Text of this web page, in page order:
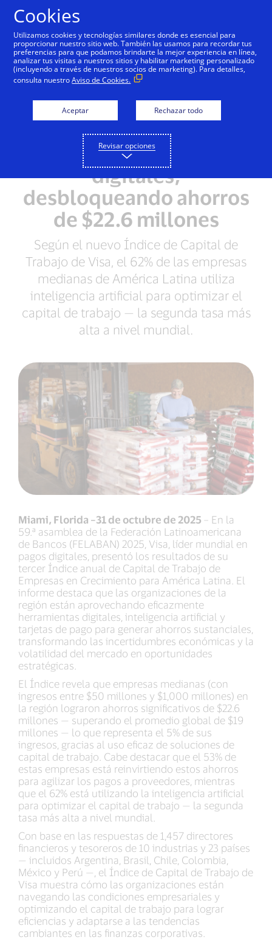
NOTAS DE PRENSA
Índice de Visa revela
que las empresas
latinoamericanas están
adoptando soluciones
digitales,
desbloqueando ahorros
de $22.6 millones
Según el nuevo Índice de Capital de
Trabajo de Visa, el 62% de las empresas
medianas de América Latina utiliza
inteligencia artificial para optimizar el
capital de trabajo — la segunda tasa más
alta a nivel mundial.
Miami, Florida –31 de octubre de 2025 – En la
59.ª asamblea de la Federación Latinoamericana
de Bancos (FELABAN) 2025, Visa, líder mundial en
pagos digitales, presentó los resultados de su
tercer Índice anual de Capital de Trabajo de
Empresas en Crecimiento para América Latina. El
informe destaca que las organizaciones de la
región están aprovechando eficazmente
herramientas digitales, inteligencia artificial y
tarjetas de pago para generar ahorros sustanciales,
transformando las incertidumbres económicas y la
volatilidad del mercado en oportunidades
estratégicas.
El Índice revela que empresas medianas (con
ingresos entre $50 millones y $1,000 millones) en
la región lograron ahorros significativos de $22.6
millones — superando el promedio global de $19
millones — lo que representa el 5% de sus
ingresos, gracias al uso eficaz de soluciones de
capital de trabajo. Cabe destacar que el 53% de
estas empresas está reinvirtiendo estos ahorros
para agilizar los pagos a proveedores, mientras
que el 62% está utilizando la inteligencia artificial
para optimizar el capital de trabajo — la segunda
tasa más alta a nivel mundial.
Con base en las respuestas de 1,457 directores
financieros y tesoreros de 10 industrias y 23 países
— incluidos Argentina, Brasil, Chile, Colombia,
México y Perú —, el Índice de Capital de Trabajo de
Visa muestra cómo las organizaciones están
navegando las condiciones empresariales y
optimizando el capital de trabajo para lograr
eficiencias y adaptarse a las tendencias
cambiantes en las finanzas corporativas.
Cookies
Utilizamos cookies y tecnologías similares donde es esencial para
proporcionar nuestro sitio web. También las usamos para recordar tus
preferencias para que podamos brindarte la mejor experiencia en línea,
analizar tus visitas a nuestros sitios y habilitar marketing personalizado
(incluyendo a través de nuestros socios de marketing). Para detalles,
consulta nuestroAviso de Cookies.
Aceptar Rechazar todo
Revisar opciones